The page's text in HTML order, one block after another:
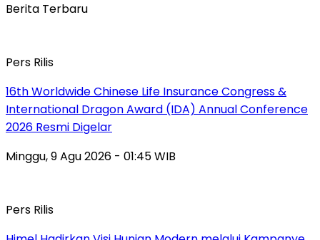
Berita Terbaru
Pers Rilis
16th Worldwide Chinese Life Insurance Congress &
International Dragon Award (IDA) Annual Conference
2026 Resmi Digelar
Minggu, 9 Agu 2026 - 01:45 WIB
Pers Rilis